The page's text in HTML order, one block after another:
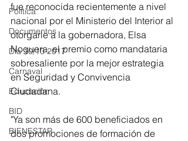
Política
Documentos
Día 10/10 2017
Carnaval
Educación
BID
BIENESTAR
fue reconocida recientemente a nivel
nacional por el Ministerio del Interior al
otorgarle a la gobernadora, Elsa
Noguera, el premio como mandataria
sobresaliente por la mejor estrategia
en Seguridad y Convivencia
Ciudadana.
"Ya son más de 600 beneficiados en
dos promociones de formación de